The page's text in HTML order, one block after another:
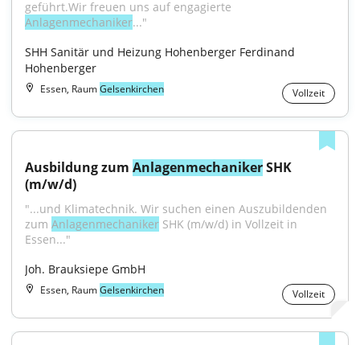
Anlagenmechaniker..."
SHH Sanitär und Heizung Hohenberger Ferdinand
Hohenberger
Essen, RaumGelsenkirchen Vollzeit
Ausbildung zum Anlagenmechaniker SHK
(m/w/d)
"...und Klimatechnik. Wir suchen einen Auszubildenden
zum Anlagenmechaniker SHK (m/w/d) in Vollzeit in
Essen..."
Joh. Brauksiepe GmbH
Essen, RaumGelsenkirchen Vollzeit